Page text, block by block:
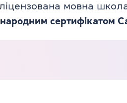
мовна
сертифікатом